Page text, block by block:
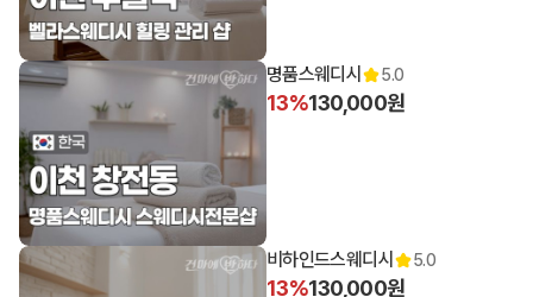
명품스웨디시 5.0
13%130,000원
비하인드스웨디시 5.0
13%130,000원